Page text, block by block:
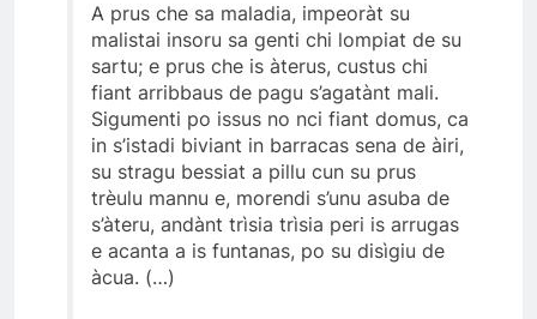
A prus che sa maladia, impeoràt su
malistai insoru sa genti chi lompiat de su
sartu; e prus che is àterus, custus chi
fiant arribbaus de pagu s’agatànt mali.
Sigumenti po issus no nci fiant domus, ca
in s’istadi biviant in barracas sena de àiri,
su stragu bessiat a pillu cun su prus
trèulu mannu e, morendi s’unu asuba de
s’àteru, andànt trìsia trìsia peri is arrugas
e acanta a is funtanas, po su disìgiu de
àcua. (…)